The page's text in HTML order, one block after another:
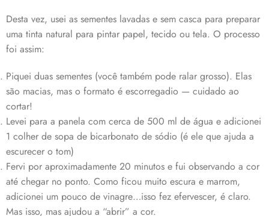
Desta vez, usei as sementes lavadas e sem casca para preparar
uma tinta natural para pintar papel, tecido ou tela. O processo
foi assim:
Piquei duas sementes (você também pode ralar grosso). Elas
são macias, mas o formato é escorregadio — cuidado ao
cortar!
Levei para a panela com cerca de 500 ml de água e adicionei
1 colher de sopa de bicarbonato de sódio (é ele que ajuda a
escurecer o tom)
Fervi por aproximadamente 20 minutos e fui observando a cor
até chegar no ponto. Como ficou muito escura e marrom,
adicionei um pouco de vinagre…isso fez efervescer, é claro.
Mas isso, mas ajudou a “abrir” a cor.